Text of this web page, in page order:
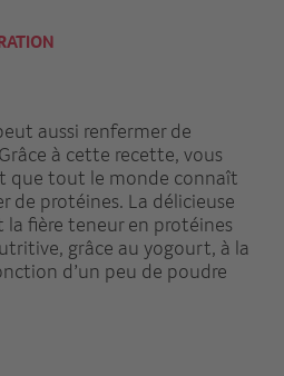
aussi renfermer de
à cette recette, vous
que tout le monde connaît
de protéines. La délicieuse
la fière teneur en protéines
grâce au yogourt, à la
d’un peu de poudre